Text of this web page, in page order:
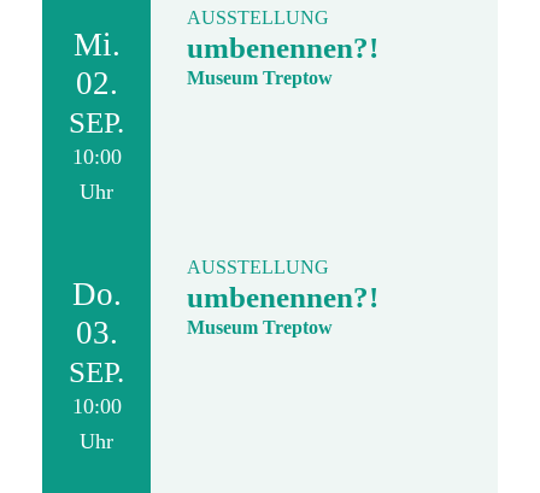
Mi.
02.
SEP.
10:00
Uhr
AUSSTELLUNG
umbenennen?!
Museum Treptow
Do.
03.
SEP.
10:00
Uhr
AUSSTELLUNG
umbenennen?!
Museum Treptow